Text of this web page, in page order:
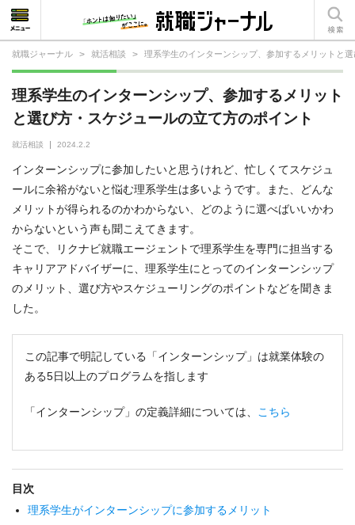
就職ジャーナル > 就活相談 > 理系学生のインターンシップ、参加するメリットと
理系学生のインターンシップ、参加するメリット
と選び方・スケジュールの立て方のポイント
就活相談 2024.2.2
インターンシップに参加したいと思うけれど、忙しくてスケジュ
ールに余裕がないと悩む理系学生は多いようです。また、どんな
メリットが得られるのかわからない、どのように選べばいいかわ
からないという声も聞こえてきます。
そこで、リクナビ就職エージェントで理系学生を専門に担当する
キャリアアドバイザーに、理系学生にとってのインターンシップ
のメリット、選び方やスケジューリングのポイントなどを聞きま
した。
この記事で明記している「インターンシップ」は就業体験の
ある5日以上のプログラムを指します
「インターンシップ」の定義詳細については、 こちら
目次
理系学生がインターンシップに参加するメリット
就活相談
就活ノウハウ
仕事の選び方・ヒント
仕事とは？
就活コラム